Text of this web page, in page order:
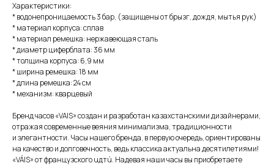
Характеристики:
* водонепроницаемость 3 бар, (защищены от брызг, дождя, мытья рук)
* материал корпуса: сплав
* материал ремешка: нержавеющая сталь
* диаметр циферблата: 36 мм
* толщина корпуса: 6,9 мм
* ширина ремешка: 18 мм
* длина ремешка: 24 см
* механизм: кварцевый
Бренд часов «VAIS» создан и разработан казахстанскими дизайнерами,
отражая современные веяния минимализма, традиционности
и элегантности. Часы нашего бренда, в первую очередь, ориентированы
на качество и долговечность, ведь классика актуальна десятилетиями!
«VÁIS» от французского uдтú. Надевая наши часы вы приобретаете